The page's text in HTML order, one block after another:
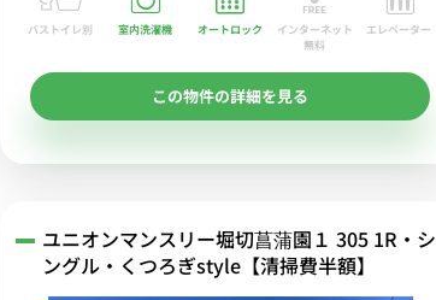
バストイレ別 室内洗濯機 オートロック
インターネット
無料
エレベーター
この物件の詳細を見る
ユニオンマンスリー堀切菖蒲園１ 305 1R・シ
ングル・くつろぎstyle【清掃費半額】